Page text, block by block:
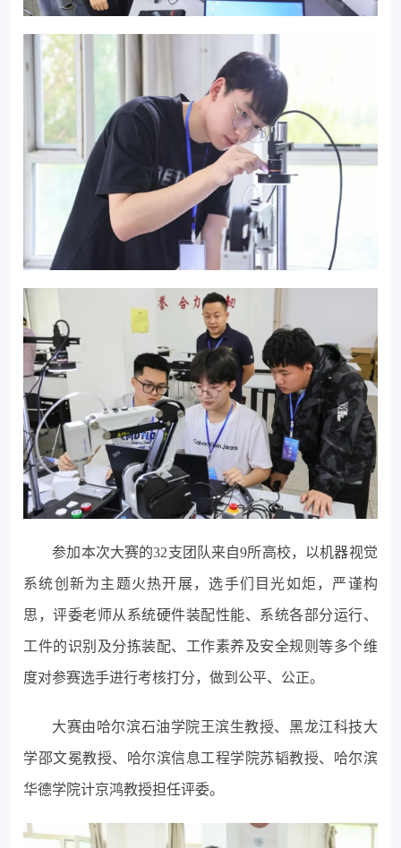
参加本次大赛的32支团队来自9所高校，以机器视觉
系统创新为主题火热开展，选手们目光如炬，严谨构
思，评委老师从系统硬件装配性能、系统各部分运行、
工件的识别及分拣装配、工作素养及安全规则等多个维
度对参赛选手进行考核打分，做到公平、公正。
大赛由哈尔滨石油学院王滨生教授、黑龙江科技大
学邵文冕教授、哈尔滨信息工程学院苏韬教授、哈尔滨
华德学院计京鸿教授担任评委。